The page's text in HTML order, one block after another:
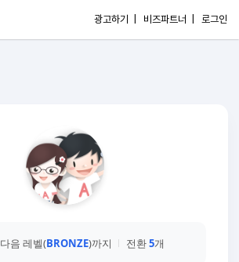
광고하기 | 비즈파트너 | 로그인
다음 레벨(BRONZE)까지 전환5개